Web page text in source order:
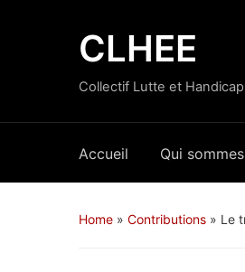
CLHEE
Collectif Lutte et
Accueil Qui
Home » Contributions » Le